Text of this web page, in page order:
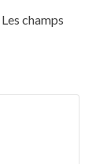
Les champs